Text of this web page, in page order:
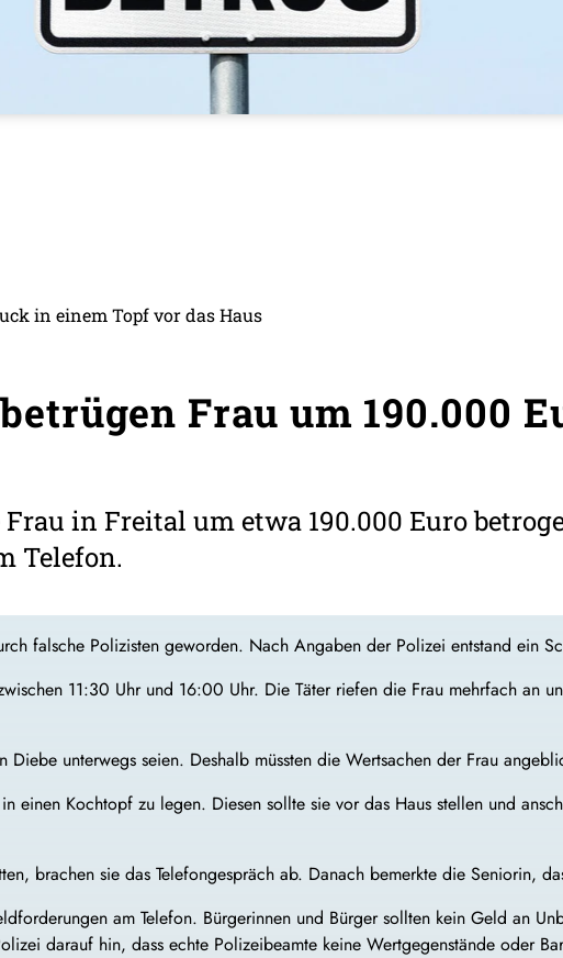
in einem Topf vor das Haus
Frau um 190.000
in Freital um etwa 190.000 Euro
Telefon.
falsche Polizisten geworden. Nach Angaben der Polizei entstand ein
11:30 Uhr und 16:00 Uhr. Die Täter riefen die Frau mehrfach an
unterwegs seien. Deshalb müssten die Wertsachen der Frau
einen Kochtopf zu legen. Diesen sollte sie vor das Haus stellen und
brachen sie das Telefongespräch ab. Danach bemerkte die Seniorin,
am Telefon. Bürgerinnen und Bürger sollten kein Geld an
darauf hin, dass echte Polizeibeamte keine Wertgegenstände oder